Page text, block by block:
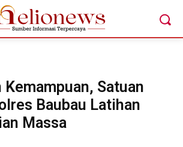
Cari ...
Satuan
Baubau Latihan
Massa